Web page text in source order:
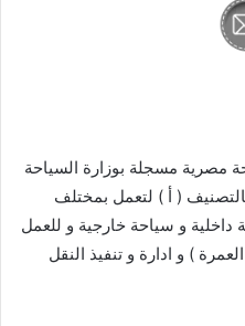
مصرية مسجلة بوزارة السياحة
منذ تاريخ 7 أكتوبر 1978 بالتصنيف ( أ ) لتعمل بمختلف
و سياحة خارجية و للعمل
) و ادارة و تنفيذ النقل